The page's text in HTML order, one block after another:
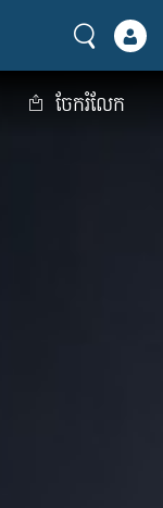
ចែករំលែក